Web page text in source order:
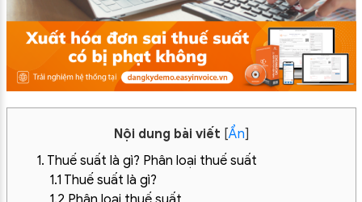
Nội dung bài viết [Ẩn]
1. Thuế suất là gì? Phân loại thuế suất
1.1 Thuế suất là gì?